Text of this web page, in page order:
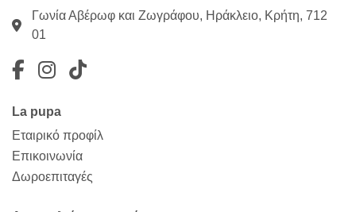
Γωνία Αβέρωφ και Ζωγράφου, Ηράκλειο, Κρήτη, 712
01
La pupa
Εταιρικό προφίλ
Επικοινωνία
Δωροεπιταγές